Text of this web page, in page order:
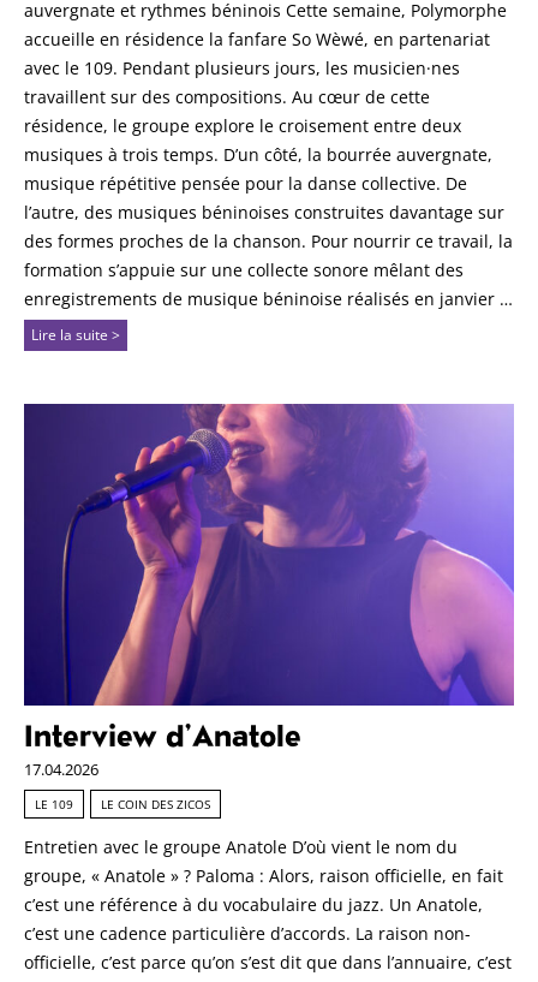
auvergnate et rythmes béninois Cette semaine, Polymorphe
accueille en résidence la fanfare So Wèwé, en partenariat
avec le 109. Pendant plusieurs jours, les musicien·nes
travaillent sur des compositions. Au cœur de cette
résidence, le groupe explore le croisement entre deux
musiques à trois temps. D’un côté, la bourrée auvergnate,
musique répétitive pensée pour la danse collective. De
l’autre, des musiques béninoises construites davantage sur
des formes proches de la chanson. Pour nourrir ce travail, la
formation s’appuie sur une collecte sonore mêlant des
enregistrements de musique béninoise réalisés en janvier …
Lire la suite >
Interview d’Anatole
17.04.2026
LE 109 LE COIN DES ZICOS
Entretien avec le groupe Anatole D’où vient le nom du
groupe, « Anatole » ? Paloma : Alors, raison officielle, en fait
c’est une référence à du vocabulaire du jazz. Un Anatole,
c’est une cadence particulière d’accords. La raison non-
officielle, c’est parce qu’on s’est dit que dans l’annuaire, c’est